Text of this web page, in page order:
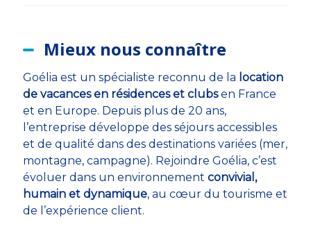
Mieux nous connaître
Goélia est un spécialiste reconnu de la location
de vacances en résidences et clubsen France
et en Europe. Depuis plus de 20 ans,
l’entreprise développe des séjours accessibles
et de qualité dans des destinations variées (mer,
montagne, campagne). Rejoindre Goélia, c’est
évoluer dans un environnement convivial,
humain et dynamique, au cœur du tourisme et
de l’expérience client.